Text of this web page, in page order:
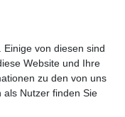
von diesen sind
Website und Ihre
zu den von uns
Nutzer finden Sie